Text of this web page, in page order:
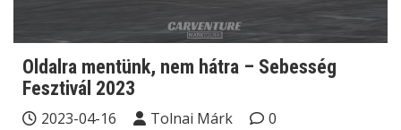
Oldalra mentünk, nem hátra – Sebesség
Fesztivál 2023
2023-04-16 Tolnai Márk
0